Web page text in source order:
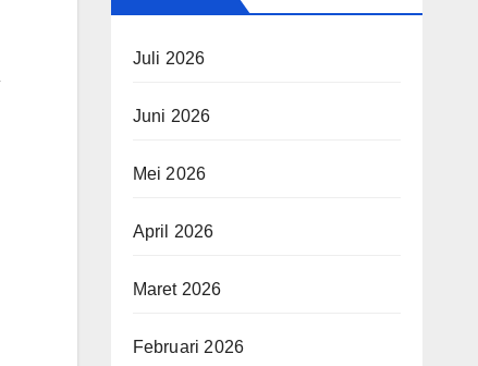
Juli 2026
Juni 2026
Mei 2026
April 2026
Maret 2026
Februari 2026